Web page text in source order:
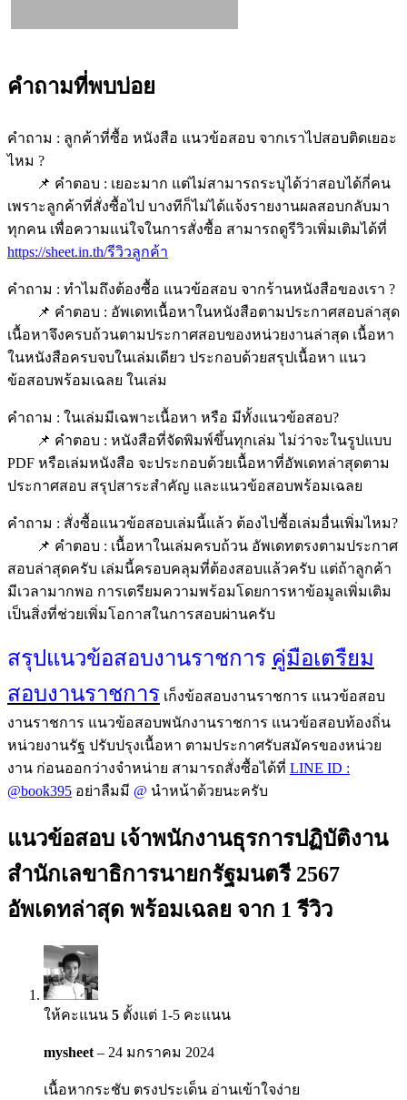
คำถามที่พบบ่อย
คำถาม : ลูกค้าที่ซื้อ หนังสือ แนวข้อสอบ จากเราไปสอบติดเยอะ
ไหม ?
📌 คำตอบ : เยอะมาก แต่ไม่สามารถระบุได้ว่าสอบได้กี่คน
เพราะลูกค้าที่สั่งซื้อไป บางทีก็ไม่ได้แจ้งรายงานผลสอบกลับมา
ทุกคน เพื่อความแน่ใจในการสั่งซื้อ สามารถดูรีวิวเพิ่มเติมได้ที่
https://sheet.in.th/รีวิวลูกค้า
คำถาม : ทำไมถึงต้องซื้อ แนวข้อสอบ จากร้านหนังสือของเรา ?
📌 คำตอบ : อัพเดทเนื้อหาในหนังสือตามประกาศสอบล่าสุด
เนื้อหาจึงครบถ้วนตามประกาศสอบของหน่วยงานล่าสุด เนื้อหา
ในหนังสือครบจบในเล่มเดียว ประกอบด้วยสรุปเนื้อหา แนว
ข้อสอบพร้อมเฉลย ในเล่ม
คำถาม : ในเล่มมีเฉพาะเนื้อหา หรือ มีทั้งแนวข้อสอบ?
📌 คำตอบ : หนังสือที่จัดพิมพ์ขึ้นทุกเล่ม ไม่ว่าจะในรูปแบบ
PDF หรือเล่มหนังสือ จะประกอบด้วยเนื้อหาที่อัพเดทล่าสุดตาม
ประกาศสอบ สรุปสาระสำคัญ และแนวข้อสอบพร้อมเฉลย
คำถาม : สั่งซื้อแนวข้อสอบเล่มนี้แล้ว ต้องไปซื้อเล่มอื่นเพิ่มไหม?
📌 คำตอบ : เนื้อหาในเล่มครบถ้วน อัพเดทตรงตามประกาศ
สอบล่าสุดครับ เล่มนี้ครอบคลุมที่ต้องสอบแล้วครับ แต่ถ้าลูกค้า
มีเวลามากพอ การเตรียมความพร้อมโดยการหาข้อมูลเพิ่มเติม
เป็นสิ่งที่ช่วยเพิ่มโอกาสในการสอบผ่านครับ
สรุปแนวข้อสอบงานราชการ คู่มือเตรืยม
สอบงานราชการ เก็งข้อสอบงานราชการ แนวข้อสอบ
งานราชการ แนวข้อสอบพนักงานราชการ แนวข้อสอบท้องถิ่น
หน่วยงานรัฐ ปรับปรุงเนื้อหา ตามประกาศรับสมัครของหน่วย
งาน ก่อนออกว่างจำหน่าย สามารถสั่งซื้อได้ที่ LINE ID :
@book395 อย่าลืมมี @ นำหน้าด้วยนะครับ
แนวข้อสอบ เจ้าพนักงานธุรการปฏิบัติงาน
สำนักเลขาธิการนายกรัฐมนตรี 2567
อัพเดทล่าสุด พร้อมเฉลย จาก 1 รีวิว
ให้คะแนน 5 ตั้งแต่ 1-5 คะแนน
mysheet – 24 มกราคม 2024
เนื้อหากระชับ ตรงประเด็น อ่านเข้าใจง่าย